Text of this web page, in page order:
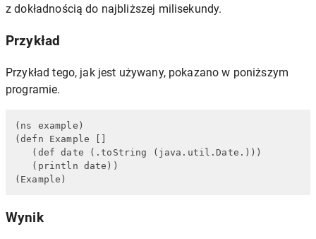
z dokładnością do najbliższej milisekundy.
Przykład
Przykład tego, jak jest używany, pokazano w poniższym
programie.
(ns example)
(defn Example []
   (def date (.toString (java.util.Date.)))
   (println date))
(Example)
Wynik